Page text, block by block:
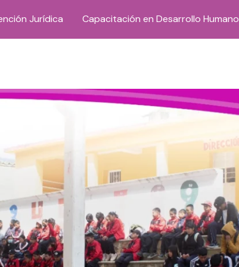
Jurídica Capacitación en Desarrollo Humano